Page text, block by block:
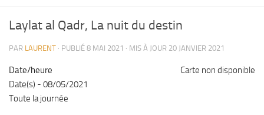
Laylat al Qadr, La nuit du destin
PAR LAURENT · PUBLIÉ 8 MAI 2021 · MIS À JOUR 20 JANVIER 2021
Carte non disponible
Date/heure
Date(s) - 08/05/2021
Toute la journée